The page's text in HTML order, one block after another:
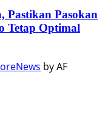
Pastikan Pasokan
Tetap Optimal
by AF